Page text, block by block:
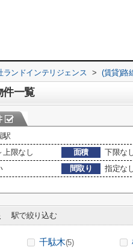
ランドインテリジェンス > (賃貸)路
件一覧
駅
上限なし 面積 下限な
間取り
指定な
駅で絞り込む
千駄木(5)